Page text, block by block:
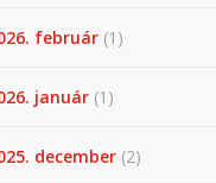
február (1)
január (1)
december (2)